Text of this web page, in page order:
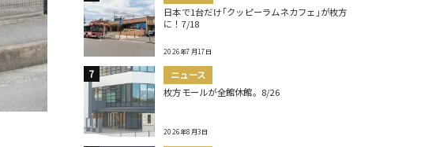
日本で1台だけ｢クッピーラムネカフェ｣が枚方
に！7/18
2026年7月17日
ニュース
枚方モールが全館休館。8/26
2026年8月3日